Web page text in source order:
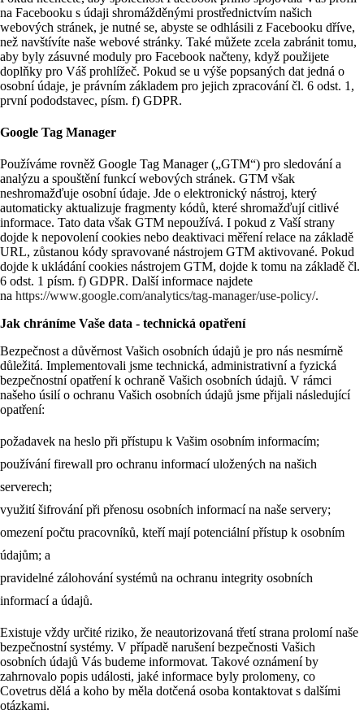
na Facebooku s údaji shromážděnými prostřednictvím našich
webových stránek, je nutné se, abyste se odhlásili z Facebooku dříve,
než navštívíte naše webové stránky. Také můžete zcela zabránit tomu,
aby byly zásuvné moduly pro Facebook načteny, když použijete
doplňky pro Váš prohlížeč. Pokud se u výše popsaných dat jedná o
osobní údaje, je právním základem pro jejich zpracování čl. 6 odst. 1,
první pododstavec, písm. f) GDPR.
Google Tag Manager
Používáme rovněž Google Tag Manager („GTM“) pro sledování a
analýzu a spouštění funkcí webových stránek. GTM však
neshromažďuje osobní údaje. Jde o elektronický nástroj, který
automaticky aktualizuje fragmenty kódů, které shromažďují citlivé
informace. Tato data však GTM nepoužívá. I pokud z Vaší strany
dojde k nepovolení cookies nebo deaktivaci měření relace na základě
URL, zůstanou kódy spravované nástrojem GTM aktivované. Pokud
dojde k ukládání cookies nástrojem GTM, dojde k tomu na základě čl.
6 odst. 1 písm. f) GDPR. Další informace najdete
na https://www.google.com/analytics/tag-manager/use-policy/.
Jak chráníme Vaše data - technická opatření
Bezpečnost a důvěrnost Vašich osobních údajů je pro nás nesmírně
důležitá. Implementovali jsme technická, administrativní a fyzická
bezpečnostní opatření k ochraně Vašich osobních údajů. V rámci
našeho úsilí o ochranu Vašich osobních údajů jsme přijali následující
opatření:
požadavek na heslo při přístupu k Vašim osobním informacím;
používání firewall pro ochranu informací uložených na našich
serverech;
využití šifrování při přenosu osobních informací na naše servery;
omezení počtu pracovníků, kteří mají potenciální přístup k osobním
údajům; a
pravidelné zálohování systémů na ochranu integrity osobních
informací a údajů.
Existuje vždy určité riziko, že neautorizovaná třetí strana prolomí naše
bezpečnostní systémy. V případě narušení bezpečnosti Vašich
osobních údajů Vás budeme informovat. Takové oznámení by
zahrnovalo popis události, jaké informace byly prolomeny, co
Covetrus dělá a koho by měla dotčená osoba kontaktovat s dalšími
otázkami.